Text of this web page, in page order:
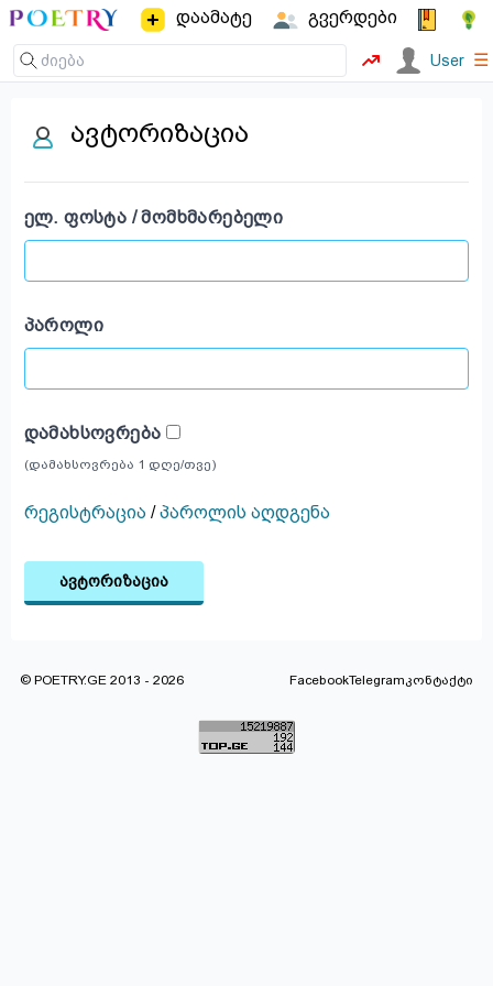
დაამატე გვერდები
User ☰
ავტორიზაცია
ᲔᲚ. ᲤᲝᲡᲢᲐ / ᲛᲝᲛᲮᲛᲐᲠᲔᲑᲔᲚᲘ
ᲞᲐᲠᲝᲚᲘ
ᲓᲐᲛᲐᲮᲡᲝᲕᲠᲔᲑᲐ
(დამახსოვრება 1 დღე/თვე)
რეგისტრაცია /პაროლის აღდგენა
ავტორიზაცია
© POETRY.GE 2013 - 2026 FacebookTelegramკონტაქტი